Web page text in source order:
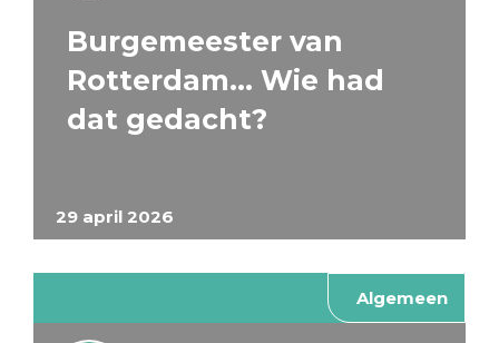
29 april 2026
Burgemeester van
Rotterdam… Wie had
dat gedacht?
Algemeen